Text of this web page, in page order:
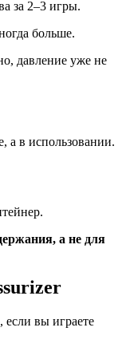
за 2–3 игры.
больше.
давление уже не
а в использовании.
а не для
если вы играете